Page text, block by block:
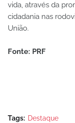
vida, através da
cidadania nas
União.
Fonte: PRF
Tags: Destaque